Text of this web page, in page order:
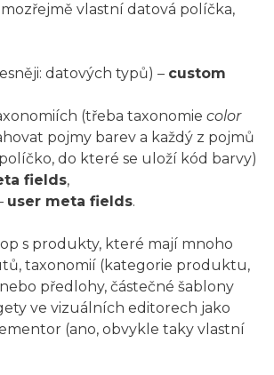
vlastní datová políčka,
datových typů) – custom
(třeba taxonomie color
pojmy barev a každý z pojmů
do které se uloží kód barvy)
fields,
user meta fields.
s produkty, které mají mnoho
taxonomií (kategorie produktu,
předlohy, částečné šablony
ve vizuálních editorech jako
(ano, obvykle taky vlastní